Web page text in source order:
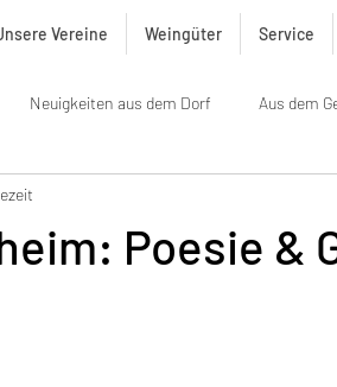
Vereine Weingüter Service
Neuigkeiten aus dem Dorf Aus dem
Poesie &